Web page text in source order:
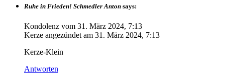
Ruhe in Frieden! Schmedler Anton says:
Kondolenz vom 31. März 2024, 7:13
Kerze angezündet am 31. März 2024, 7:13
Kerze-Klein
Antworten